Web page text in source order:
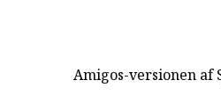
Amigos-versionen af